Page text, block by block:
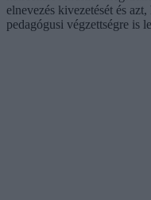
elnevezés kivezetését és
pedagógusi végzettségre is